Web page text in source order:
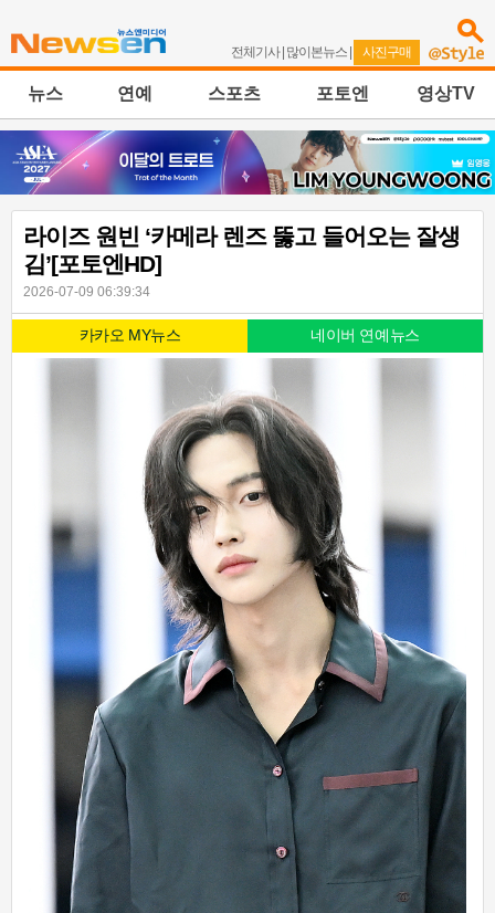
전체기사| 많이본뉴스 | 사진구매
뉴스 연예 스포츠 포토엔 영상TV
라이즈 원빈 ‘카메라 렌즈 뚫고 들어오는 잘생
김’[포토엔HD]
2026-07-09 06:39:34
카카오 MY뉴스 네이버 연예뉴스